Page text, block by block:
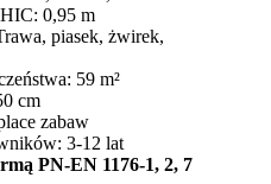
0,95 m
piasek, żwirek,
59 m²
cm
zabaw
3-12 lat
PN-EN 1176-1, 2, 7